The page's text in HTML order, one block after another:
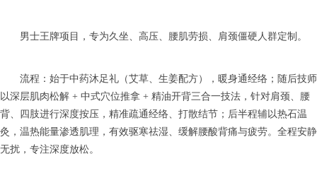
男士王牌项目，专为久坐、高压、腰肌劳损、肩颈僵硬人群定制。
流程：始于中药沐足礼（艾草、生姜配方），暖身通经络；随后技师
以深层肌肉松解 + 中式穴位推拿 + 精油开背三合一技法，针对肩颈、腰
背、四肢进行深度按压，精准疏通经络、打散结节；后半程辅以热石温
灸，温热能量渗透肌理，有效驱寒祛湿、缓解腰酸背痛与疲劳。全程安静
无扰，专注深度放松。